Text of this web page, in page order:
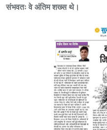
संभवतः वे अंतिम शख्स थे।